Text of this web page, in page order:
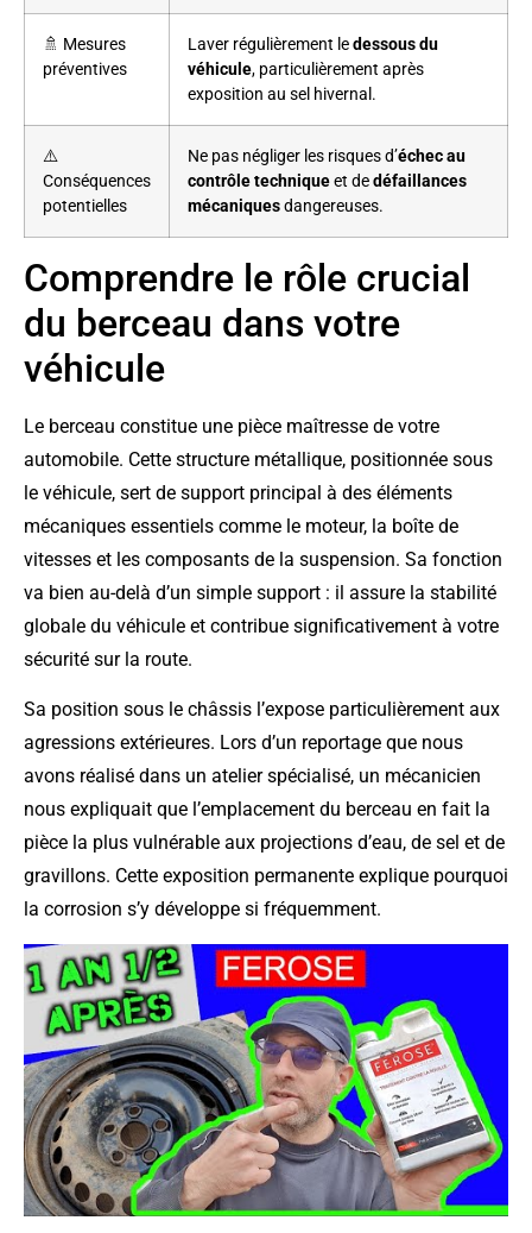
🚿 Mesures
préventives
Laver régulièrement ledessous du
véhicule, particulièrement après
exposition au sel hivernal.
⚠️
Conséquences
potentielles
Ne pas négliger les risques d’échec au
contrôle techniqueet dedéfaillances
mécaniquesdangereuses.
Comprendre le rôle crucial
du berceau dans votre
véhicule
Le berceau constitue une pièce maîtresse de votre
automobile. Cette structure métallique, positionnée sous
le véhicule, sert de support principal à des éléments
mécaniques essentiels comme le moteur, la boîte de
vitesses et les composants de la suspension. Sa fonction
va bien au-delà d’un simple support : il assure la stabilité
globale du véhicule et contribue significativement à votre
sécurité sur la route.
Sa position sous le châssis l’expose particulièrement aux
agressions extérieures. Lors d’un reportage que nous
avons réalisé dans un atelier spécialisé, un mécanicien
nous expliquait que l’emplacement du berceau en fait la
pièce la plus vulnérable aux projections d’eau, de sel et de
gravillons. Cette exposition permanente explique pourquoi
la corrosion s’y développe si fréquemment.